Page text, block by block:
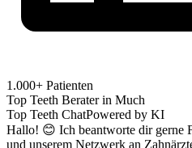
1.000+ Patienten
Top Teeth Berater in Much
Top Teeth ChatPowered by KI
Hallo! 😊 Ich beantworte dir gerne
und unserem Netzwerk an